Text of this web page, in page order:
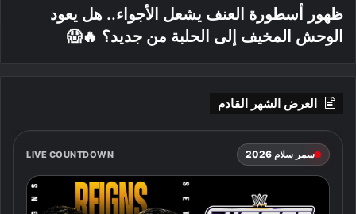
ظهور أسطورة العنف يشعل الأجواء.. هل يعود
الوحش المخيف إلى الحلبة من جديد؟ 🔥😱
العرض الشهر القادم
سمر سلام 2026 LIVE COUNTDOWN